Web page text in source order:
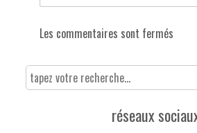
Les commentaires sont fermés
réseaux